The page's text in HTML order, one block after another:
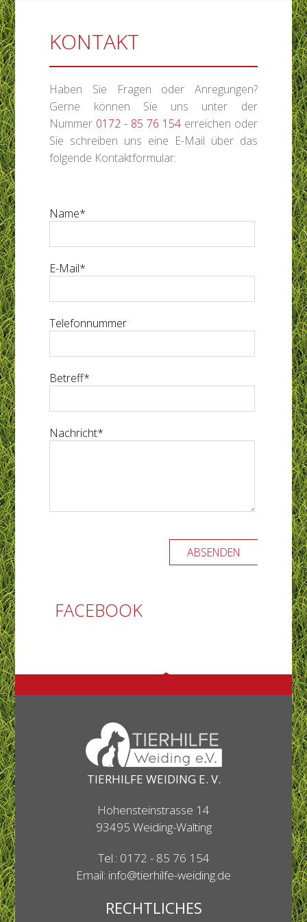
überspringen
KONTAKT
Haben Sie Fragen oder Anregungen?
Gerne können Sie uns unter der
Nummer 0172 - 85 76 154erreichen oder
Sie schreiben uns eine E-Mail über das
folgende Kontaktformular:
Pflichtfeld
Name*
Pflichtfeld
E-Mail*
Telefonnummer
Pflichtfeld
Betreff*
Pflichtfeld
Nachricht*
ABSENDEN
FACEBOOK
TIERHILFE WEIDING E. V.
Hohensteinstrasse 14
93495 Weiding-Walting
Tel.: 0172 - 85 76 154
Email: info@tierhilfe-weiding.de
RECHTLICHES